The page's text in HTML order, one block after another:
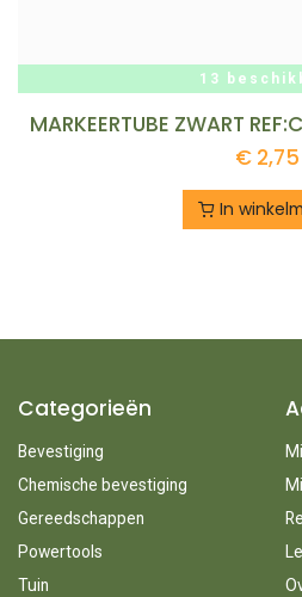
13
MARKEERTUBE ZWART
€ 2,75
In
Categorieën
Bevestiging
Chemische bevestiging
Gereedschappen
Powertools
Tuin